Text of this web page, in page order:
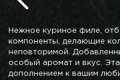
Нежное куриное филе,
компоненты, делающие
неповторимой.
особый аромат и вкус.
дополнением к вашим